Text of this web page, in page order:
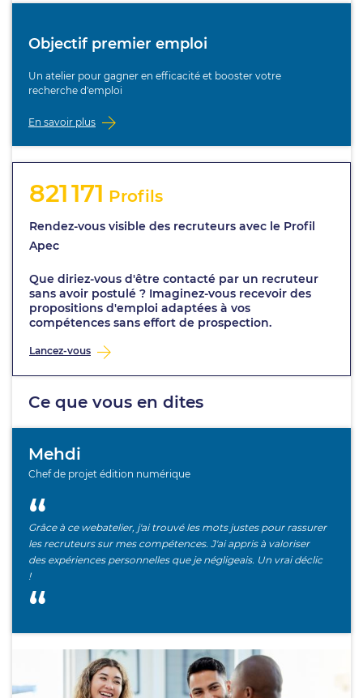
Objectif premier emploi
Un atelier pour gagner en efficacité et booster votre
recherche d'emploi
En savoir plus
821 171 Profils
Rendez-vous visible des recruteurs avec le Profil
Apec
Que diriez-vous d'être contacté par un recruteur
sans avoir postulé ? Imaginez-vous recevoir des
propositions d'emploi adaptées à vos
compétences sans effort de prospection.
Lancez-vous
Ce que vous en dites
Mehdi
Chef de projet édition numérique
Grâce à ce webatelier, j'ai trouvé les mots justes pour rassurer
les recruteurs sur mes compétences. J'ai appris à valoriser
des expériences personnelles que je négligeais. Un vrai déclic
!